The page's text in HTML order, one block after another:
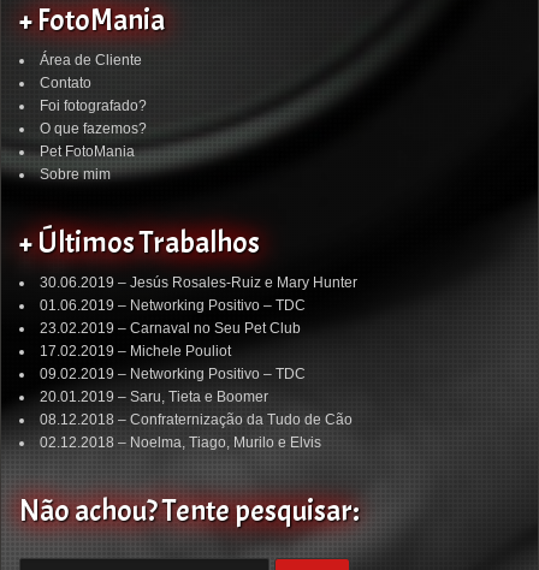
+ FotoMania
Área de Cliente
Contato
Foi fotografado?
O que fazemos?
Pet FotoMania
Sobre mim
+ Últimos Trabalhos
30.06.2019 – Jesús Rosales-Ruiz e Mary Hunter
01.06.2019 – Networking Positivo – TDC
23.02.2019 – Carnaval no Seu Pet Club
17.02.2019 – Michele Pouliot
09.02.2019 – Networking Positivo – TDC
20.01.2019 – Saru, Tieta e Boomer
08.12.2018 – Confraternização da Tudo de Cão
02.12.2018 – Noelma, Tiago, Murilo e Elvis
Não achou? Tente pesquisar: